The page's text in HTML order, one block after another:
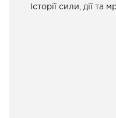
Історії сили, дії та